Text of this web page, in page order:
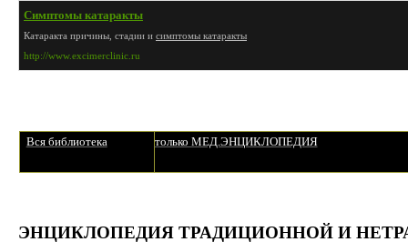
Симптомы катаракты
Катаракта причины, стадии и симптомы катаракты
http://www.excimerclinic.ru
Вся библиотека только МЕД.ЭНЦИКЛОПЕДИЯ
ЭНЦИКЛОПЕДИЯ ТРАДИЦИОННОЙ И